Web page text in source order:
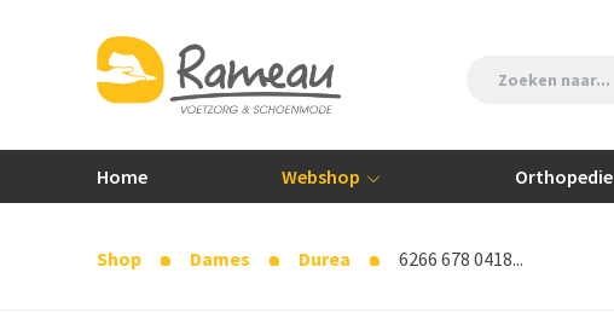
Home Webshop Orthopedie
Shop Dames Durea 6266 678 0418...